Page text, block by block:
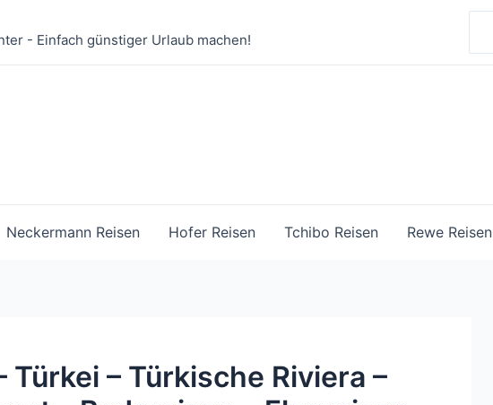
- Einfach günstiger Urlaub machen!
Neckermann Reisen Hofer Reisen Tchibo Reisen Rewe Reisen
Türkei – Türkische Riviera –